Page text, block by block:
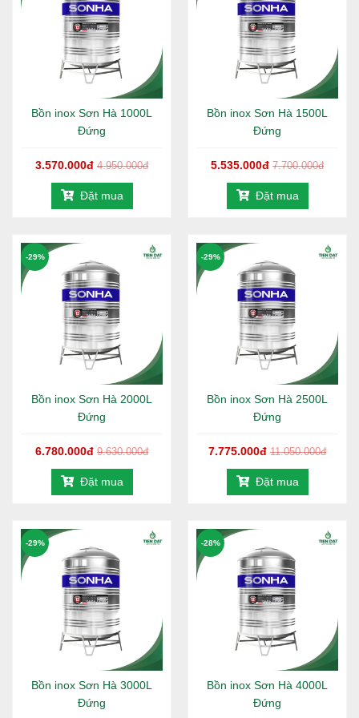
dài.
Chân đế:Chân bồn inox dày dặn, kết cấu vững
chãi, đảm bảo độ ổn định và an toàn khi lắp đặt trên
sân thượng, mái nhà hoặc sàn bê tông.
Sản xuất:
Sản xuất trên dây chuyền công nghệ hiện
đại, ứng dụng công nghệ hàn lăn tự động tiên tiến,
mối hàn kín – đều – chắc, kiểm soát chất lượng
nghiêm ngặt theo tiêu chuẩn Sơn Hà.
Hotline tư vấn: 1800 646486 (miễn phí)
ĐẶC ĐIỂM NỔI BẬT
Bồn inox Sơn Hà300L đứng là dòng sản phẩm được sử
dụng phổ biến trên thị trường. Bồn nước Sơn Hà làm từ
Bồn inox Sơn Hà 1000L
Đứng
3.570.000đ 4.950.000đ
Đặt mua
Bồn inox Sơn Hà 1500L
Đứng
5.535.000đ 7.700.000đ
Đặt mua
Bồn inox Sơn Hà 2000L
Đứng
6.780.000đ 9.630.000đ
-29%
Đặt mua
Bồn inox Sơn Hà 2500L
Đứng
7.775.000đ 11.050.000đ
-29%
Đặt mua
Bồn inox Sơn Hà 3000L
Đứng
-29%
Bồn inox Sơn Hà 4000L
Đứng
-28%